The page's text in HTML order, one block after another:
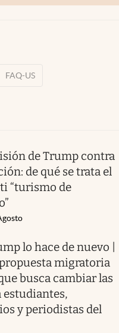
FAQ-US
de Trump contra
de qué se trata el
“turismo de
lo hace de nuevo |
migratoria
busca cambiar las
estudiantes,
y periodistas del